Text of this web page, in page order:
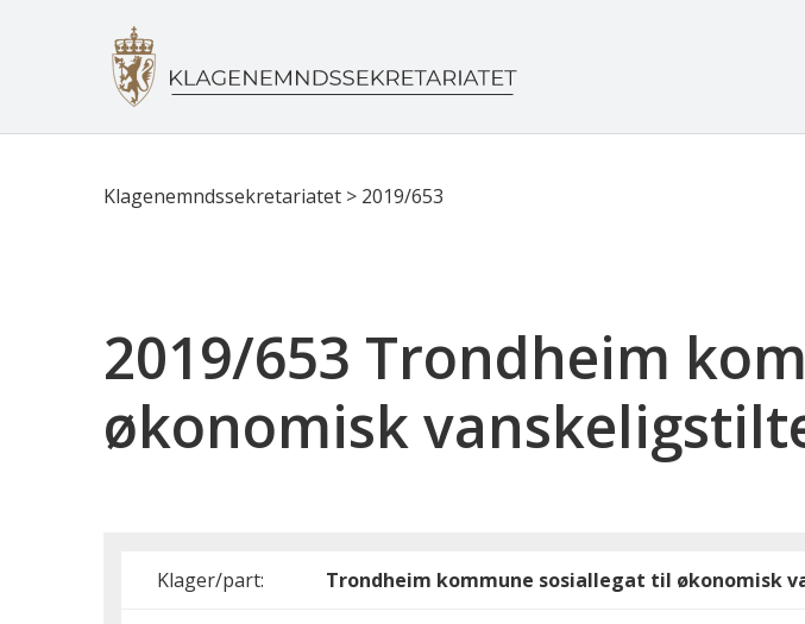
Klagenemndssekretariatet > 2019/653
2019/653 Trondheim
økonomisk
Klager/part: Trondheim kommune sosiallegat til økonomisk